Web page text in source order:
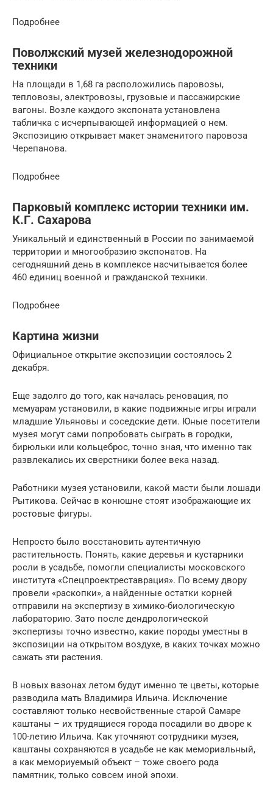
Подробнее
Поволжский музей железнодорожной
техники
На площади в 1,68 га расположились паровозы,
тепловозы, электровозы, грузовые и пассажирские
вагоны. Возле каждого экспоната установлена
табличка с исчерпывающей информацией о нем.
Экспозицию открывает макет знаменитого паровоза
Черепанова.
Подробнее
Парковый комплекс истории техники им.
К.Г. Сахарова
Уникальный и единственный в России по занимаемой
территории и многообразию экспонатов. На
сегодняшний день в комплексе насчитывается более
460 единиц военной и гражданской техники.
Подробнее
Картина жизни
Официальное открытие экспозиции состоялось 2
декабря.
Еще задолго до того, как началась реновация, по
мемуарам установили, в какие подвижные игры играли
младшие Ульяновы и соседские дети. Юные посетители
музея могут сами попробовать сыграть в городки,
бирюльки или кольцеброс, точно зная, что именно так
развлекались их сверстники более века назад.
Работники музея установили, какой масти были лошади
Рытикова. Сейчас в конюшне стоят изображающие их
ростовые фигуры.
Непросто было восстановить аутентичную
растительность. Понять, какие деревья и кустарники
росли в усадьбе, помогли специалисты московского
института «Спецпроектреставрация». По всему двору
провели «раскопки», а найденные остатки корней
отправили на экспертизу в химико-биологическую
лабораторию. Зато после дендрологической
экспертизы точно известно, какие породы уместны в
экспозиции на открытом воздухе, в каких точках можно
сажать эти растения.
В новых вазонах летом будут именно те цветы, которые
разводила мать Владимира Ильича. Исключение
составляют только несвойственные старой Самаре
каштаны – их трудящиеся города посадили во дворе к
100-летию Ильича. Как уточняют сотрудники музея,
каштаны сохраняются в усадьбе не как мемориальный,
а как мемориуемый объект – тоже своего рода
памятник, только совсем иной эпохи.